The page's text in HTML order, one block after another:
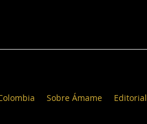
Sobre Ámame Editorial